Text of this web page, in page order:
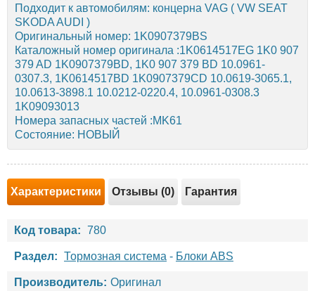
Подходит к автомобилям: концерна VAG ( VW SEAT
SKODA AUDI )
Оригинальный номер: 1K0907379BS
Каталожный номер оригинала :1K0614517EG 1K0 907
379 AD 1K0907379BD, 1K0 907 379 BD 10.0961-
0307.3, 1K0614517BD 1K0907379CD 10.0619-3065.1,
10.0613-3898.1 10.0212-0220.4, 10.0961-0308.3
1K09093013
Номера запасных частей :MK61
Состояние: НОВЫЙ
Характеристики Отзывы (0) Гарантия
Код товара: 780
Раздел: Тормозная система - Блоки ABS
Производитель: Оригинал